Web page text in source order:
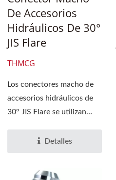
De Accesorios
Hidráulicos De 30°
JIS Flare
THMCG
Los conectores macho de
accesorios hidráulicos de
30° JIS Flare se utilizan
Detalles